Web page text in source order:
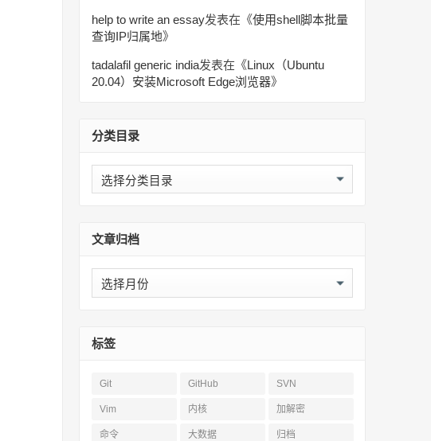
help to write an essay发表在《使用shell脚本批量
查询IP归属地》
tadalafil generic india发表在《Linux（Ubuntu
20.04）安装Microsoft Edge浏览器》
分类目录
分
类
文章归档
文
章
标签
Git GitHub SVN
Vim 内核 加解密
命令 大数据 归档